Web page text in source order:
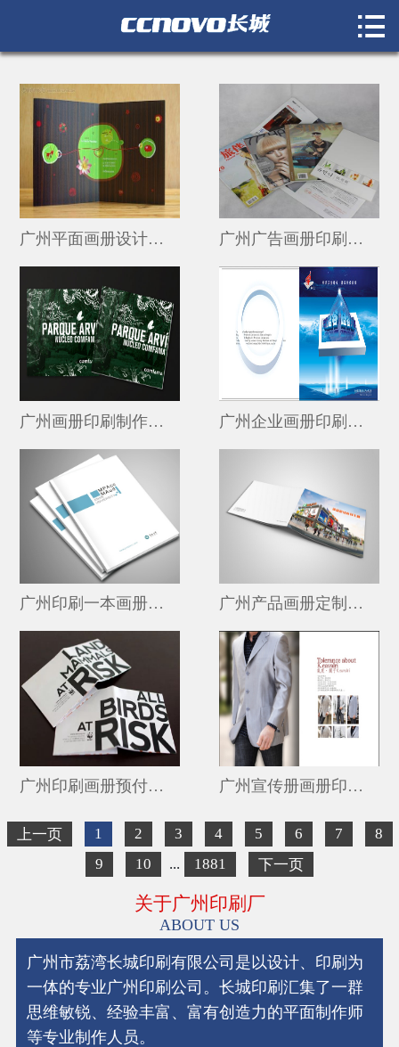
画册 / 宣传册
宣传单 / 海报
名片 / 特种纸名片
纸袋 / 彩盒
会员卡 / 说明书
折页 / 封套
纸杯 / 吊牌
画册印刷知识
联系长城
合作流程

广州平面画册设计印刷 广州的画册制作公司 广州广告画册印刷设计公司简介 广州画册怎么印刷的
广州画册印刷制作公司 广州企业画册印刷的公司 广州企业画册印刷问题 广州3折页画册印刷价格表
广州印刷一本画册赚多少钱 广州印刷网 广州产品画册定制印刷 广州UV画册印刷
广州印刷画册预付款多少 广州公司画册印刷 广州宣传册画册印刷多少钱 广州印刷厂公司画册设计
上一页 1 2 3 4 5 6 7
8
9
10 ... 1881 下一页
关于广州印刷厂
ABOUT US
广州市荔湾长城印刷有限公司是以设计、印刷为
一体的专业广州印刷公司。长城印刷汇集了一群
思维敏锐、经验丰富、富有创造力的平面制作师
等专业制作人员。